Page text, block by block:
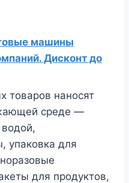
машины
Дисконт до
товаров наносят
среде —
упаковка для
для продуктов,